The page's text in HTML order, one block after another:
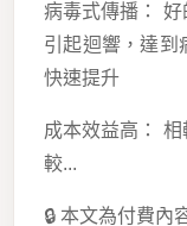
病毒式傳播：
引起迴響，達到
快速提升
成本效益高：
較...
🔒 本文為付費內